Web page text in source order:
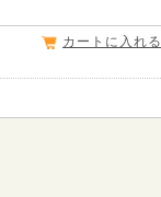
カートに入れる